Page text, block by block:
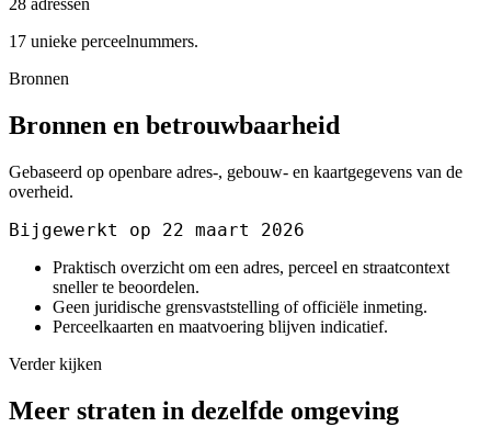
28 adressen
17 unieke perceelnummers.
Bronnen
Bronnen en betrouwbaarheid
Gebaseerd op openbare adres-, gebouw- en kaartgegevens van de
overheid.
Bijgewerkt op 22 maart 2026
Praktisch overzicht om een adres, perceel en straatcontext
sneller te beoordelen.
Geen juridische grensvaststelling of officiële inmeting.
Perceelkaarten en maatvoering blijven indicatief.
Verder kijken
Meer straten in dezelfde omgeving